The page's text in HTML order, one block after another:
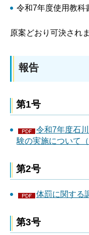
令和7年度使用教科
原案どおり可決され
報告
第1号
令和7年度石
験の実施について
第2号
体罰に関する
第3号